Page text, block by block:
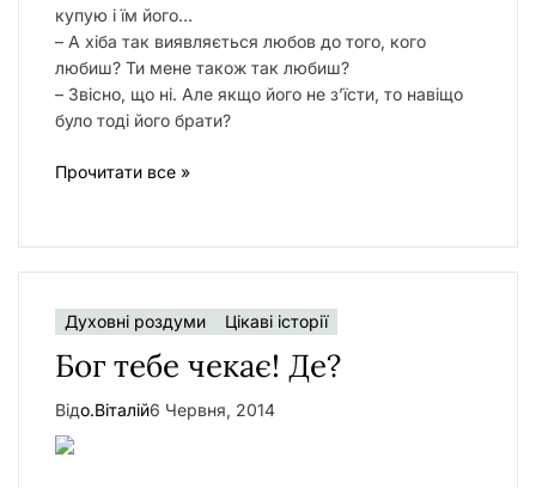
купую і їм його…
– А хіба так виявляється любов до того, кого
любиш? Ти мене також так любиш?
– Звісно, що ні. Але якщо його не з’їсти, то навіщо
було тоді його брати?
Прочитати все »
Духовні роздуми Цікаві історії
Бог тебе чекає! Де?
Відо.Віталій6 Червня, 2014